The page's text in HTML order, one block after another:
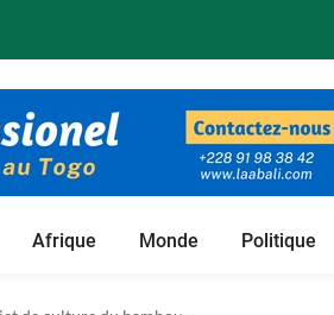
Afrique Monde Politique